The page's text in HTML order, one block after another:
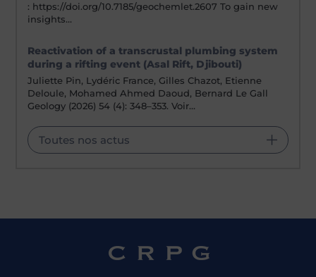
: https://doi.org/10.7185/geochemlet.2607 To gain new
insights…
Reactivation of a transcrustal plumbing system
during a rifting event (Asal Rift, Djibouti)
Juliette Pin, Lydéric France, Gilles Chazot, Etienne
Deloule, Mohamed Ahmed Daoud, Bernard Le Gall
Geology (2026) 54 (4): 348–353. Voir…
Toutes nos actus